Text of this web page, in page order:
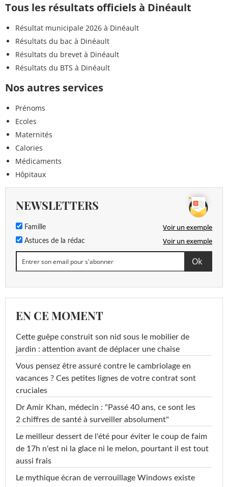
Tous les résultats officiels à Dinéault
Résultat municipale 2026 à Dinéault
Résultats du bac à Dinéault
Résultats du brevet à Dinéault
Résultats du BTS à Dinéault
Nos autres services
Prénoms
Ecoles
Maternités
Calories
Médicaments
Hôpitaux
NEWSLETTERS
Famille Voir un exemple
Astuces de la rédac Voir un exemple
EN CE MOMENT
Cette guêpe construit son nid sous le mobilier de
jardin : attention avant de déplacer une chaise
Vous pensez être assuré contre le cambriolage en
vacances ? Ces petites lignes de votre contrat sont
cruciales
Dr Amir Khan, médecin : "Passé 40 ans, ce sont les
2 chiffres de santé à surveiller absolument"
Le meilleur dessert de l'été pour éviter le coup de faim
de 17h n'est ni la glace ni le melon, pourtant il est tout
aussi frais
Le mythique écran de verrouillage Windows existe